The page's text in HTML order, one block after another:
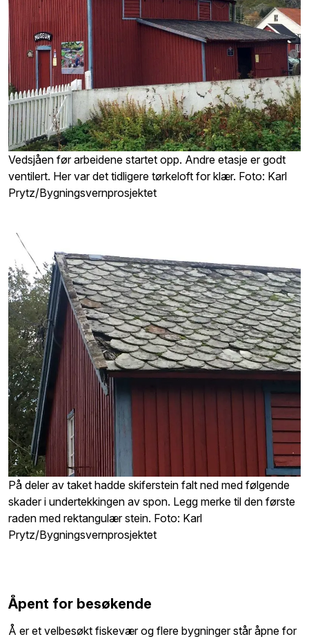
Vedsjåen før arbeidene startet opp. Andre etasje er godt
ventilert. Her var det tidligere tørkeloft for klær. Foto: Karl
Prytz/Bygningsvernprosjektet
På deler av taket hadde skiferstein falt ned med følgende
skader i undertekkingen av spon. Legg merke til den første
raden med rektangulær stein. Foto: Karl
Prytz/Bygningsvernprosjektet
Åpent for besøkende
Å er et velbesøkt fiskevær og flere bygninger står åpne for